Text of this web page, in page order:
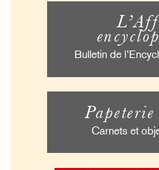
Bulletin de
Carnets et